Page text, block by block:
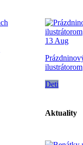
13 Aug
ilustrátorom
Deti
Aktuality